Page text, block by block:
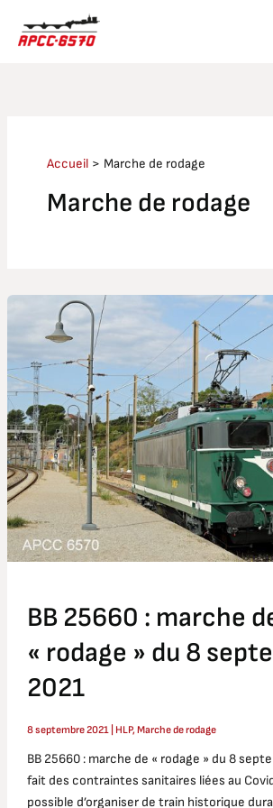
Accueil Marche de rodage
Marche de rodage
BB 25660 : marche
« rodage » du 8
2021
8 septembre 2021 HLP,Marche de rodage
BB 25660 : marche de « rodage » du 8
fait des contraintes sanitaires liées au
possible d’organiser de train historique
25660
marche
de
« rodage »
du
8
septembre